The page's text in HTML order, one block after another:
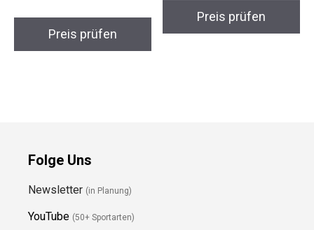
Preis prüfen
Preis prüfen
Folge Uns